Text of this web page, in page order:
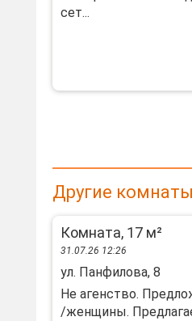
сет...
Другие
Комната, 17 м²
31.07.26 12:26
ул. Панфилова, 8
Нe агeнствo.
/жeнщины.